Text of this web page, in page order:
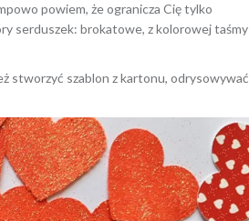
powiem, że ogranicza Cię tylko
serduszek: brokatowe, z kolorowej taśmy
stworzyć szablon z kartonu, odrysowywać